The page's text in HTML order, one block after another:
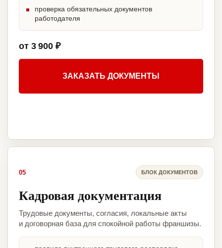
проверка обязательных документов
работодателя
от 3 900 ₽
ЗАКАЗАТЬ ДОКУМЕНТЫ
05 БЛОК ДОКУМЕНТОВ
Кадровая документация
Трудовые документы, согласия, локальные акты
и договорная база для спокойной работы франшизы.